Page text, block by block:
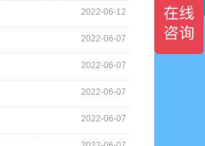
2022-06-12
2022-06-07
2022-06-07
2022-06-07
2022-06-07